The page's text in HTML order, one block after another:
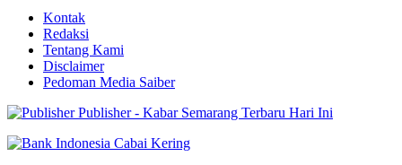
Kontak
Redaksi
Tentang Kami
Disclaimer
Pedoman Media Saiber
Publisher - Kabar Semarang Terbaru Hari Ini